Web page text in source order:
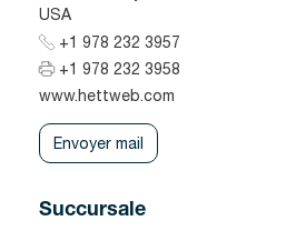
USA
+1 978 232 3957
+1 978 232 3958
www.hettweb.com
Envoyer mail
Succursale